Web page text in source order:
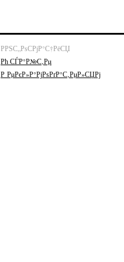
РРЅС„РѕСРјР°С†РёСЏ
Рћ СЃР°Р№С‚Рµ
Р РµРєР»Р°РјРѕРґР°С‚РµР»СЏРј